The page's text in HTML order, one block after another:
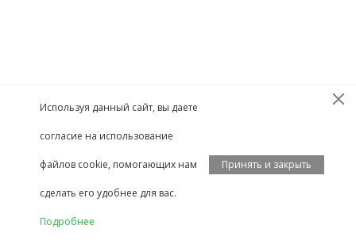
Используя данный сайт, вы даете
согласие на использование
файлов cookie, помогающих нам
сделать его удобнее для вас.
Подробнее
Принять и закрыть